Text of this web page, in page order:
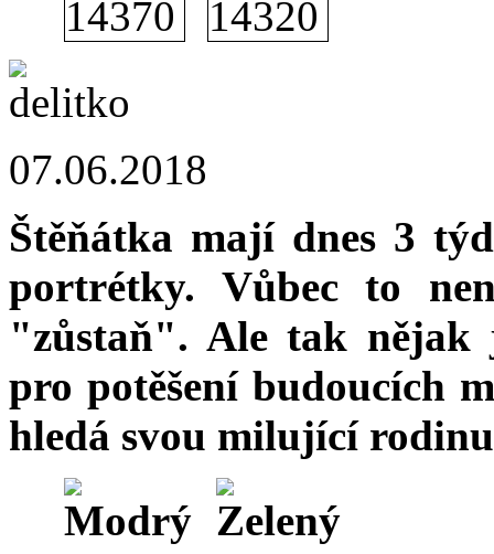
07.06.2018
Štěňátka mají dnes 3
portrétky. Vůbec to
"zůstaň". Ale tak nějak
pro potěšení budoucích
hledá svou milující